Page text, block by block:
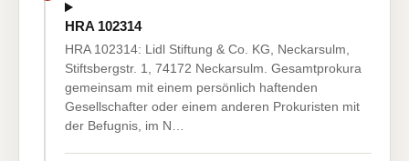
HRA 102314
HRA 102314: Lidl Stiftung & Co. KG, Neckarsulm,
Stiftsbergstr. 1, 74172 Neckarsulm. Gesamtprokura
gemeinsam mit einem persönlich haftenden
Gesellschafter oder einem anderen Prokuristen mit
der Befugnis, im N…